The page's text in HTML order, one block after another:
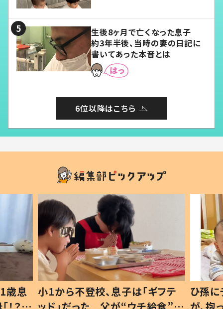
生後8ヶ月で亡くなった息子
約3年半後、当時の妻の日記に
書いてあった本音とは
6位以降はこちら
歳息
小1から不登校、息子は「ギフテ
ひ孫